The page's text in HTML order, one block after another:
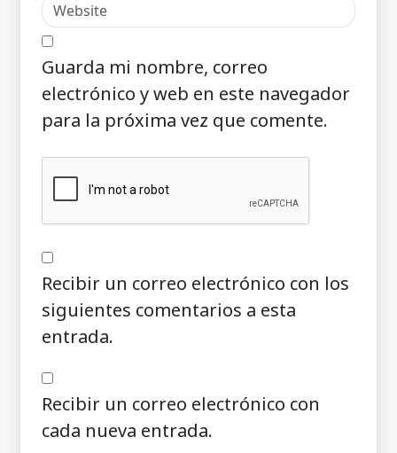
Guarda mi nombre, correo
electrónico y web en este navegador
para la próxima vez que comente.
Recibir un correo electrónico con los
siguientes comentarios a esta
entrada.
Recibir un correo electrónico con
cada nueva entrada.